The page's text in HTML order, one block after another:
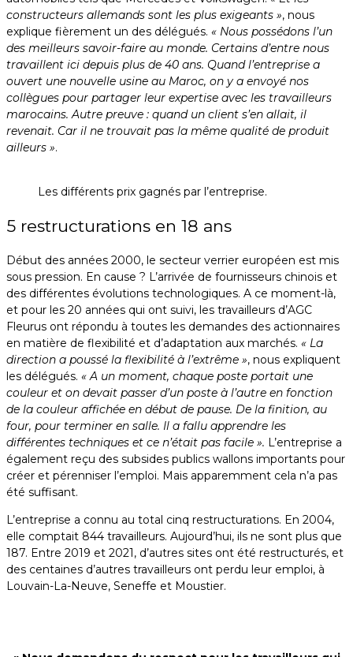
constructeurs allemands sont les plus exigeants », nous
explique fièrement un des délégués. « Nous possédons l’un
des meilleurs savoir-faire au monde. Certains d’entre nous
travaillent ici depuis plus de 40 ans. Quand l’entreprise a
ouvert une nouvelle usine au Maroc, on y a envoyé nos
collègues pour partager leur expertise avec les travailleurs
marocains. Autre preuve : quand un client s’en allait, il
revenait. Car il ne trouvait pas la même qualité de produit
ailleurs ».
Les différents prix gagnés par l’entreprise.
5 restructurations en 18 ans
Début des années 2000, le secteur verrier européen est mis
sous pression. En cause ? L’arrivée de fournisseurs chinois et
des différentes évolutions technologiques. A ce moment-là,
et pour les 20 années qui ont suivi, les travailleurs d’AGC
Fleurus ont répondu à toutes les demandes des actionnaires
en matière de flexibilité et d’adaptation aux marchés. « La
direction a poussé la flexibilité à l’extrême », nous expliquent
les délégués. « A un moment, chaque poste portait une
couleur et on devait passer d’un poste à l’autre en fonction
de la couleur affichée en début de pause. De la finition, au
four, pour terminer en salle. Il a fallu apprendre les
différentes techniques et ce n’était pas facile ». L’entreprise a
également reçu des subsides publics wallons importants pour
créer et pérenniser l’emploi. Mais apparemment cela n’a pas
été suffisant.
L’entreprise a connu au total cinq restructurations. En 2004,
elle comptait 844 travailleurs. Aujourd’hui, ils ne sont plus que
187. Entre 2019 et 2021, d’autres sites ont été restructurés, et
des centaines d’autres travailleurs ont perdu leur emploi, à
Louvain-La-Neuve, Seneffe et Moustier.